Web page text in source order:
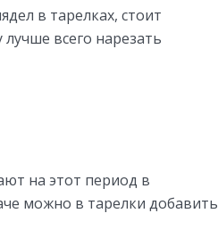
в тарелках, стоит
всего нарезать
на этот период в
можно в тарелки добавить